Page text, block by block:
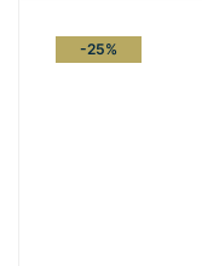
-25%